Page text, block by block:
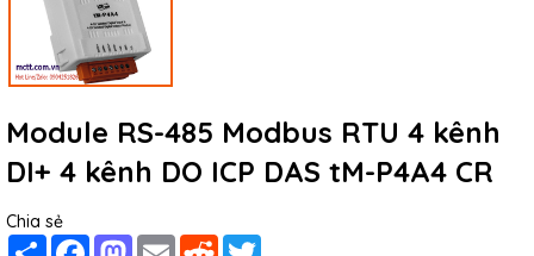
Module RS-485 Modbus RTU 4 kênh
DI+ 4 kênh DO ICP DAS tM-P4A4 CR
Chia sẻ
Share FacebookMastodon
Email Reddit